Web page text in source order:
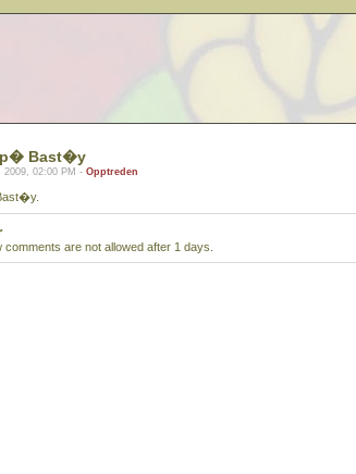
p� Bast�y
2009, 02:00 PM - Opptreden
are not allowed after 1 days.